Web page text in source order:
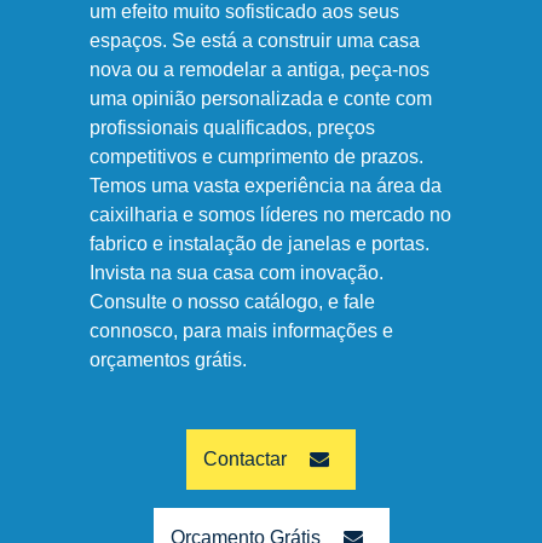
um efeito muito sofisticado aos seus
espaços. Se está a construir uma casa
nova ou a remodelar a antiga, peça-nos
uma opinião personalizada e conte com
profissionais qualificados, preços
competitivos e cumprimento de prazos.
Temos uma vasta experiência na área da
caixilharia e somos líderes no mercado no
fabrico e instalação de janelas e portas.
Invista na sua casa com inovação.
Consulte o nosso catálogo, e fale
connosco, para mais informações e
orçamentos grátis.
Contactar
Orçamento Grátis